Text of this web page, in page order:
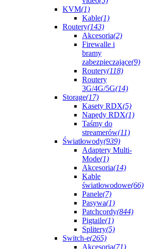
KVM(1)
Kable(1)
Routery(143)
Akcesoria(2)
Firewalle i
bramy
zabezpieczające(9)
Routery(118)
Routery
3G/4G/5G(14)
Storage(17)
Kasety RDX(5)
Napędy RDX(1)
Taśmy do
streamerów(11)
Światłowody(939)
Adaptery Multi-
Mode(1)
Akcesoria(14)
Kable
światłowodowe(66)
Panele(7)
Pasywa(1)
Patchcordy(844)
Pigtaile(1)
Splitery(5)
Switch-e(265)
Akcesoria(71)